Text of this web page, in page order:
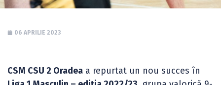
06 APRILIE 2023
CSM CSU 2 Oradea a repurtat un nou succes în